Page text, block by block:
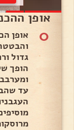
אופן
0
אופן
גדול
הופך
עד